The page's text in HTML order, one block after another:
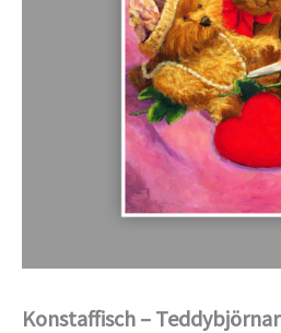
Konstaffisch – Teddybjörnar